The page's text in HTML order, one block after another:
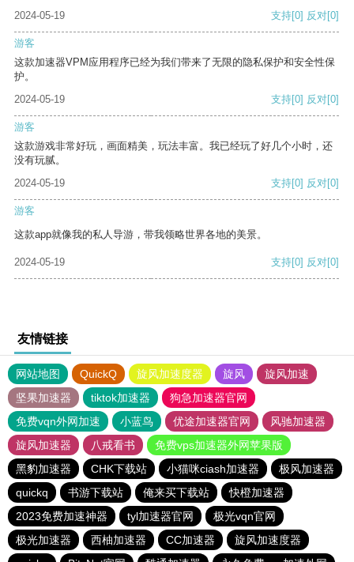
2024-05-19
支持[0] 反对[0]
游客
这款加速器VPM应用程序已经为我们带来了无限的隐私保护和安全性保
护。
2024-05-19
支持[0] 反对[0]
游客
这款游戏非常好玩，画面精美，玩法丰富。我已经玩了好几个小时，还
没有玩腻。
2024-05-19
支持[0] 反对[0]
游客
这款app就像我的私人导游，带我领略世界各地的美景。
2024-05-19 支持[0] 反对[0]
友情链接
网站地图 QuickQ 旋风加速度器 旋风
旋风加速
坚果加速器
tiktok加速器
狗急加速器官网
免费vqn外网加速
小蓝鸟 优途加速器官网
风驰加速器
旋风加速器
八戒看书
免费vps加速器外网苹果版
黑豹加速器
CHK下载站 小猫咪ciash加速器
极风加速器
quickq
书游下载站 俺来买下载站
快橙加速器
2023免费加速神器
tyl加速器官网
极光vqn官网
极光加速器
西柚加速器 CC加速器
旋风加速度器